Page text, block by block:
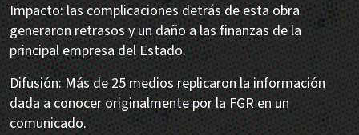
Impacto: las complicaciones detrás de esta obra
generaron retrasos y un daño a las finanzas de la
principal empresa del Estado.
Difusión: Más de 25 medios replicaron la información
dada a conocer originalmente por la FGR en un
comunicado.